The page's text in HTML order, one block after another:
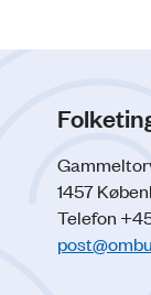
1457
Telefon